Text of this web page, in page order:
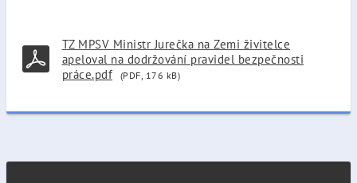
TZ MPSV Ministr Jurečka na Zemi živitelce
apeloval na dodržování pravidel bezpečnosti
práce.pdf
(PDF, 176 kB)